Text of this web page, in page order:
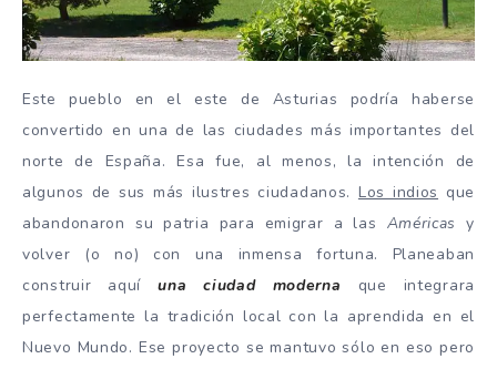
Este pueblo en el este de Asturias podría haberse
convertido en una de las ciudades más importantes del
norte de España. Esa fue, al menos, la intención de
algunos de sus más ilustres ciudadanos. Los indios que
abandonaron su patria para emigrar a las Américas y
volver (o no) con una inmensa fortuna. Planeaban
construir aquíuna ciudad moderna que integrara
perfectamente la tradición local con la aprendida en el
Nuevo Mundo. Ese proyecto se mantuvo sólo en eso pero